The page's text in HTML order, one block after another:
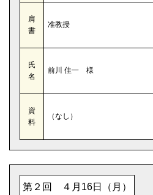
肩
書
准教授
氏
名
前川 佳一 様
資
料
（なし）
第２回 ４月16日（月）